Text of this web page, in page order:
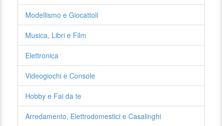
Modellismo e Giocattoli
Musica, Libri e Film
Elettronica
Videogiochi e Console
Hobby e Fai da te
Arredamento, Elettrodomestici e Casalinghi